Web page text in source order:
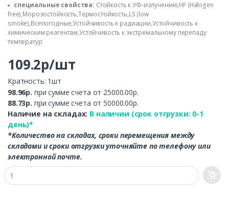
специальные свойства: Стойкость к УФ-излучению,HF (Halogen
free),Морозостойкость,Термостойкость,LS (low
smoke),Всепогодные,Устойчивость к радиации,Устойчивость к
химическим реагентам,Устойчивость к экстремальному перепаду
температур
109.2р/шт
Кратность: 1шт
98.96р. при сумме счета от 25000.00р.
88.73р. при сумме счета от 50000.00р.
Наличие на складах: В наличии (срок отгрузки: 0-1
день)*
*Количество на складах, сроки перемещения между
складами и сроки отгрузки уточняйте по телефону или
электронной почте.